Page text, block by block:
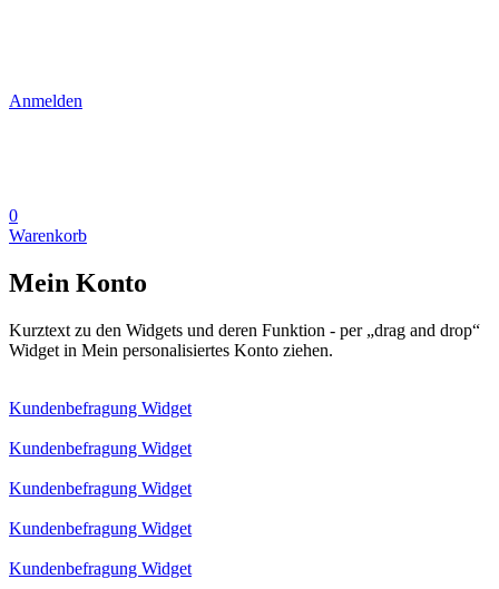
Anmelden
0
Warenkorb
Mein Konto
Kurztext zu den Widgets und deren Funktion - per „drag and drop“
Widget in Mein personalisiertes Konto ziehen.
Kundenbefragung Widget
Kundenbefragung Widget
Kundenbefragung Widget
Kundenbefragung Widget
Kundenbefragung Widget